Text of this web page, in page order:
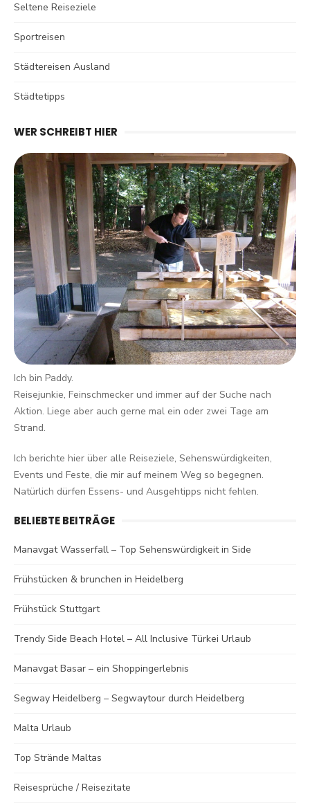
Seltene Reiseziele
Sportreisen
Städtereisen Ausland
Städtetipps
WER SCHREIBT HIER
Ich bin Paddy.
Reisejunkie, Feinschmecker und immer auf der Suche nach
Aktion. Liege aber auch gerne mal ein oder zwei Tage am
Strand.
Ich berichte hier über alle Reiseziele, Sehenswürdigkeiten,
Events und Feste, die mir auf meinem Weg so begegnen.
Natürlich dürfen Essens- und Ausgehtipps nicht fehlen.
BELIEBTE BEITRÄGE
Manavgat Wasserfall – Top Sehenswürdigkeit in Side
Frühstücken & brunchen in Heidelberg
Frühstück Stuttgart
Trendy Side Beach Hotel – All Inclusive Türkei Urlaub
Manavgat Basar – ein Shoppingerlebnis
Segway Heidelberg – Segwaytour durch Heidelberg
Malta Urlaub
Top Strände Maltas
Reisesprüche / Reisezitate